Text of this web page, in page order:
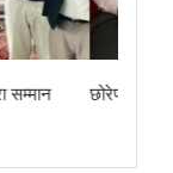
छोरेपाटन मा.